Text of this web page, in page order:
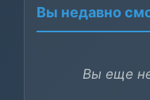
Вы недавно
Вы еще